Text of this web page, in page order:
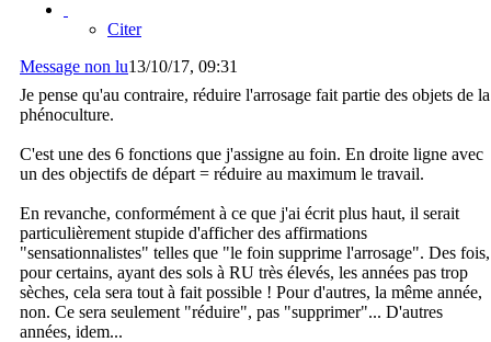
Citer
Message non lu13/10/17, 09:31
Je pense qu'au contraire, réduire l'arrosage fait partie des objets de la
phénoculture.
C'est une des 6 fonctions que j'assigne au foin. En droite ligne avec
un des objectifs de départ = réduire au maximum le travail.
En revanche, conformément à ce que j'ai écrit plus haut, il serait
particulièrement stupide d'afficher des affirmations
"sensationnalistes" telles que "le foin supprime l'arrosage". Des fois,
pour certains, ayant des sols à RU très élevés, les années pas trop
sèches, cela sera tout à fait possible ! Pour d'autres, la même année,
non. Ce sera seulement "réduire", pas "supprimer"... D'autres
années, idem...